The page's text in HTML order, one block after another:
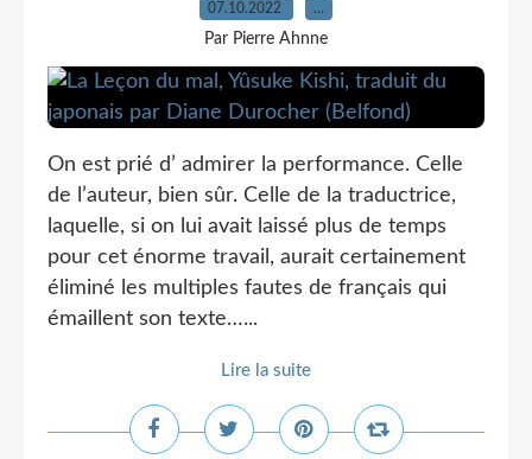
07.10.2022 …
Par Pierre Ahnne
On est prié d’ admirer la performance. Celle
de l’auteur, bien sûr. Celle de la traductrice,
laquelle, si on lui avait laissé plus de temps
pour cet énorme travail, aurait certainement
éliminé les multiples fautes de français qui
émaillent son texte…...
Lire la suite